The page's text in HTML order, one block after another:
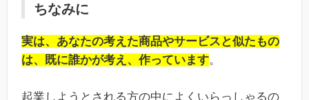
ちなみに
実は、あなたの考えた商品やサービスと似たもの
は、既に誰かが考え、作っています。
起業しようとされる方の中によくいらっしゃるの